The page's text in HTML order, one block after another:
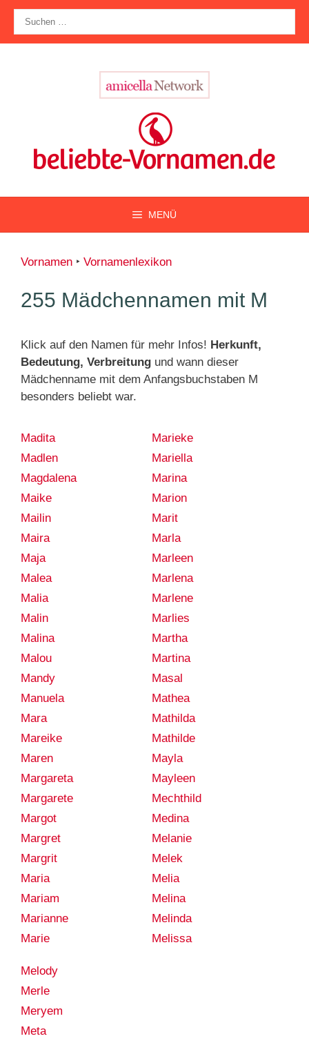
Zum
Inhalt
springen
nach:
MENÜ
Vornamen ‣ Vornamenlexikon
255 Mädchennamen mit M
Klick auf den Namen für mehr Infos! Herkunft,
Bedeutung, Verbreitung und wann dieser
Mädchenname mit dem Anfangsbuchstaben M
besonders beliebt war.
Madita
Madlen
Magdalena
Maike
Mailin
Maira
Maja
Malea
Malia
Malin
Malina
Malou
Mandy
Manuela
Mara
Mareike
Maren
Margareta
Margarete
Margot
Margret
Margrit
Maria
Mariam
Marianne
Marie
Marieke
Mariella
Marina
Marion
Marit
Marla
Marleen
Marlena
Marlene
Marlies
Martha
Martina
Masal
Mathea
Mathilda
Mathilde
Mayla
Mayleen
Mechthild
Medina
Melanie
Melek
Melia
Melina
Melinda
Melissa
Melody
Merle
Meryem
Meta